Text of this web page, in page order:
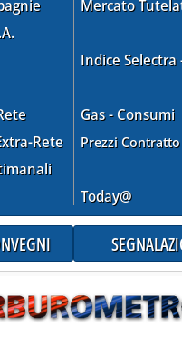
PROGETTI'
Rete
Mercato
Indice Selectra
Gas - Consumi
Prezzi Contratto
Today@